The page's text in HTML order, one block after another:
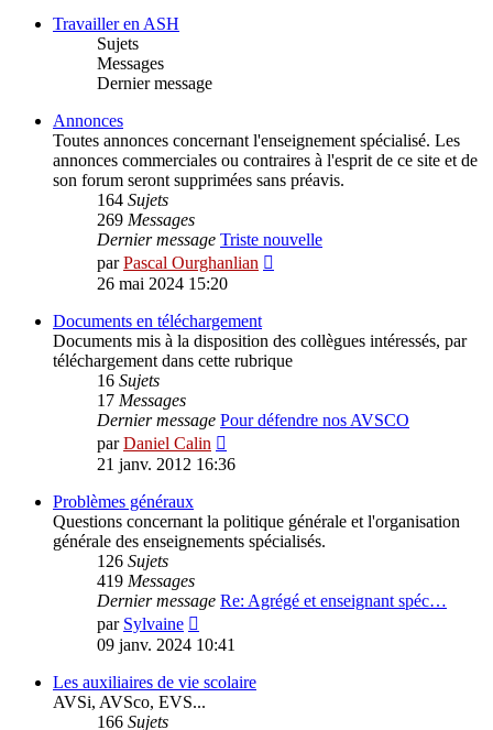
Travailler en ASH
Sujets
Messages
Dernier message
Annonces
Toutes annonces concernant l'enseignement spécialisé. Les
annonces commerciales ou contraires à l'esprit de ce site et de
son forum seront supprimées sans préavis.
164 Sujets
269 Messages
Dernier message Triste nouvelle
parPascal Ourghanlian
26 mai 2024 15:20
Documents en téléchargement
Documents mis à la disposition des collègues intéressés, par
téléchargement dans cette rubrique
16 Sujets
17 Messages
Dernier message Pour défendre nos AVSCO
parDaniel Calin
le
21 janv. 2012 16:36
Problèmes généraux
Questions concernant la politique générale et l'organisation
générale des enseignements spécialisés.
126 Sujets
419 Messages
Dernier message Re: Agrégé et enseignant spéc…
par Sylvaine
le
message
09 janv. 2024 10:41
Les auxiliaires de vie scolaire
AVSi, AVSco, EVS...
166 Sujets